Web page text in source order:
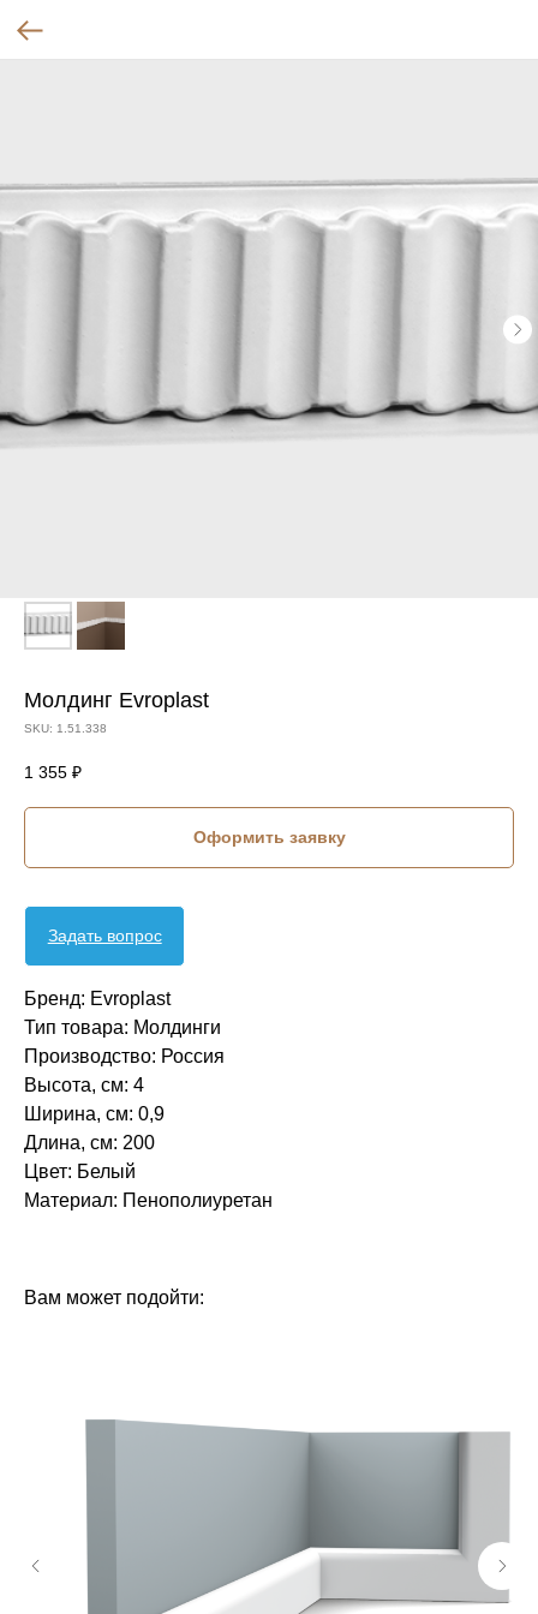
Молдинг Evroplast
SKU: 1.51.338
1 355 ₽
Оформить заявку
Задать вопрос
Бренд: Evroplast
Тип товара: Молдинги
Производство: Россия
Высота, см: 4
Ширина, см: 0,9
Длина, см: 200
Цвет: Белый
Материал: Пенополиуретан‎‎
Вам может подойти: